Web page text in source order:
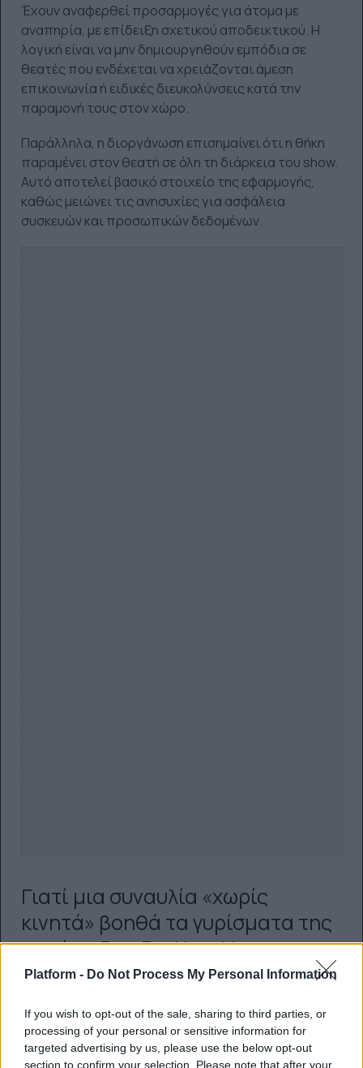
Platform - Do Not Process My Personal Information
If you wish to opt-out of the sale, sharing to third parties, or
processing of your personal or sensitive information for
targeted advertising by us, please use the below opt-out
section to confirm your selection. Please note that after your
Έχουν αναφερθεί προσαρμογές για άτομα με
αναπηρία, με επίδειξη σχετικού αποδεικτικού. Η
λογική είναι να μην δημιουργηθούν εμπόδια σε
θεατές που ενδέχεται να χρειάζονται άμεση
επικοινωνία ή ειδικές διευκολύνσεις κατά την
παραμονή τους στον χώρο.
Παράλληλα, η διοργάνωση επισημαίνει ότι η θήκη
παραμένει στον θεατή σε όλη τη διάρκεια του show.
Αυτό αποτελεί βασικό στοιχείο της εφαρμογής,
καθώς μειώνει τις ανησυχίες για ασφάλεια
συσκευών και προσωπικών δεδομένων.
Γιατί μια συναυλία «χωρίς
κινητά» βοηθά τα γυρίσματα της
ταινίαςRun For Your Lives
Η καταγραφή μιας μεγάλης παραγωγής σε αρένα
κοινού. Τα κινητά δημιουργούν διάσπαρτες
φωτεινές πηγές και συχνά παρεμβάλλονται στο
πλάνο, ειδικά όταν σηκώνονται ψηλά για βίντεο.